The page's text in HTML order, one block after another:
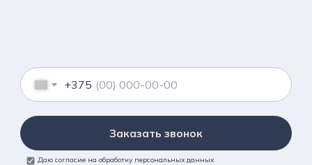
+375
Заказать звонок
Даю согласие на обработку персональных данных